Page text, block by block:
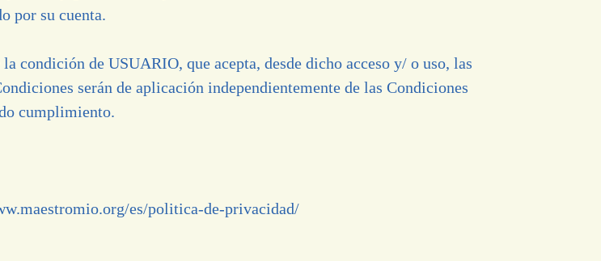
por su cuenta.
condición de USUARIO, que acepta, desde dicho acceso y/ o uso, las
serán de aplicación independientemente de las Condiciones
cumplimiento.
es/politica-de-privacidad/